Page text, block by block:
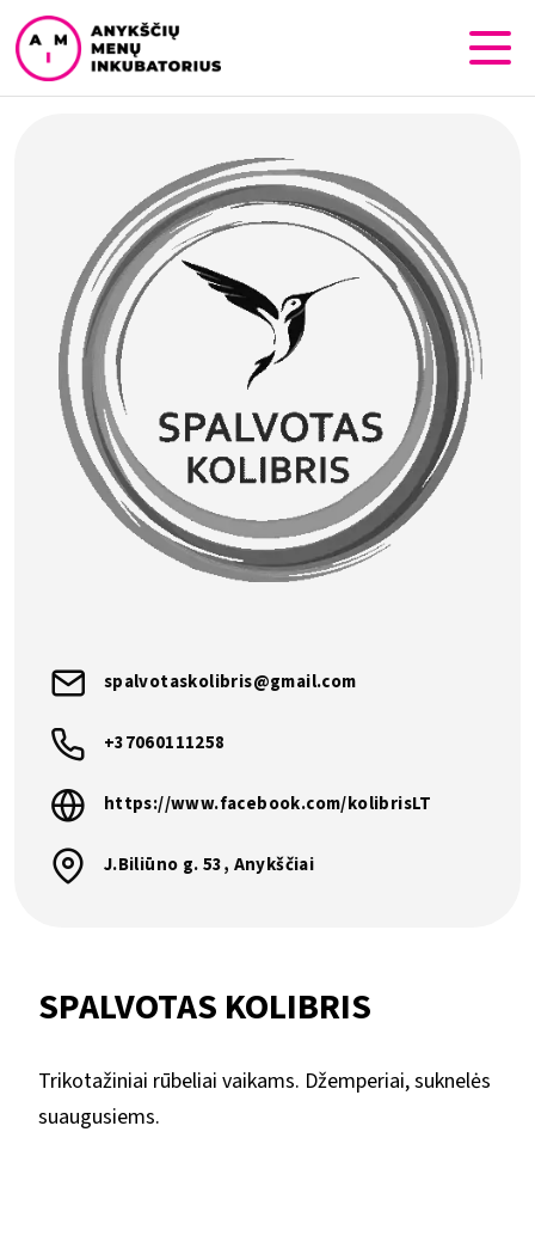
spalvotaskolibris@gmail.com
+37060111258
https://www.facebook.com/kolibrisLT
J.Biliūno g. 53, Anykščiai
SPALVOTAS KOLIBRIS
Trikotažiniai rūbeliai vaikams. Džemperiai, suknelės
suaugusiems.